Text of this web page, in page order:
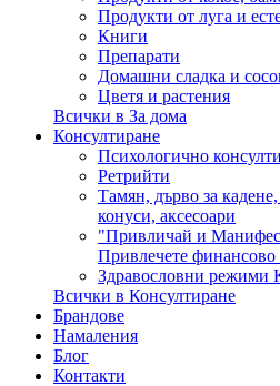
Продукти от луга и
Книги
Препарати
Домашни сладка и
Цветя и растения
Всички в За дома
Консултиране
Психологично
Ретрийти
Тамян, дърво за
конуси, аксесоари
"Привличай и
Привлечете финансово
Здравословни режими
Всички в Консултиране
Брандове
Намаления
Блог
Контакти